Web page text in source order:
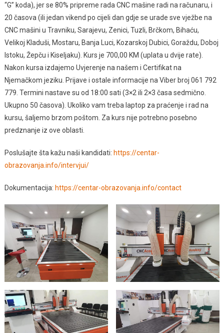
“G” koda), jer se 80% pripreme rada CNC mašine radi na računaru, i
20 časova (ili jedan vikend po cijeli dan gdje se urade sve vježbe na
CNC mašini u Travniku, Sarajevu, Zenici, Tuzli, Brčkom, Bihaću,
Velikoj Kladuši, Mostaru, Banja Luci, Kozarskoj Dubici, Goraždu, Doboj
Istoku, Žepču i Kiseljaku). Kurs je 700,00 KM (uplata u dvije rate).
Nakon kursa izdajemo Uvjerenje na našem i Certifikat na
Njemačkom jeziku. Prijave i ostale informacije na Viber broj 061 792
779. Termini nastave su od 18:00 sati (3×2 ili 2×3 časa sedmično.
Ukupno 50 časova). Ukoliko vam treba laptop za praćenje i rad na
kursu, šaljemo brzom poštom. Za kurs nije potrebno posebno
predznanje iz ove oblasti.
Poslušajte šta kažu naši kandidati: https://centar-
obrazovanja.info/intervjui/
Dokumentacija: https://centar-obrazovanja.info/contact